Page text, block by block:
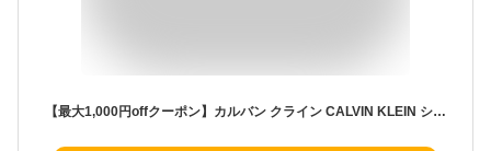
【最大1,000円offクーポン】カルバン クライン CALVIN KLEIN シーケーワン CK1 EDT SP 100ml【送料無料】【新旧パッケージ混在】【当日発送_14時まで】【香水 メンズ レディース】【EARTH】【人気 ブランド ギフト 誕生日 プレゼント】